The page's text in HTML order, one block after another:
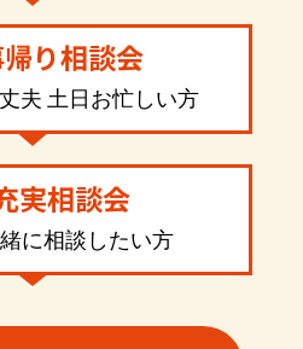
り相談会
夫 土日お忙しい方
実相談会
に相談したい方